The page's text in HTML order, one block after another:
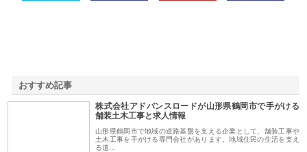
おすすめ記事
株式会社アドバンスロードが山形県鶴岡市で手がける
舗装土木工事と求人情報
山形県鶴岡市で地域の道路基盤を支える企業として、舗装工事や
土木工事を手がける専門会社があります。地域住民の生活を支え
る道…